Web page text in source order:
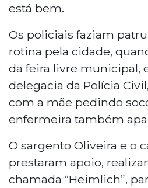
está bem.
Os policiais faziam
rotina pela cidade,
da feira livre municipal,
delegacia da Polícia
com a mãe pedindo
enfermeira também
O sargento Oliveira e o
prestaram apoio,
chamada “Heimlich”,